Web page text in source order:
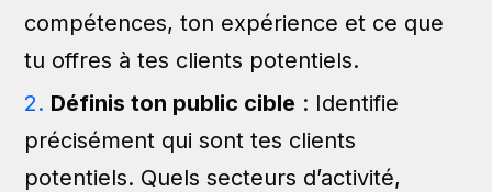
compétences, ton expérience et ce que
tu offres à tes clients potentiels.
Définis ton public cible : Identifie
précisément qui sont tes clients
potentiels. Quels secteurs d’activité,